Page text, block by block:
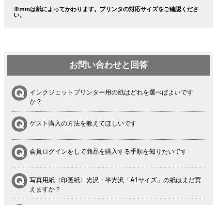
※mmは紙によってかわります。プリンタの対応サイズをご確認くださ
い。
お問い合わせと回答
インクジェットプリンター用の紙はどれを選べばよいです
か？
ゲスト購入の方法を教えてほしいです
会員ログインをして商品を購入する手順を知りたいです
写真用紙〈印画紙〉光沢・半光沢「A1サイズ」の紙はまだ買
えますか？